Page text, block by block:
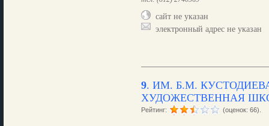
сайт не указан
электронный адрес не указан
9. ИМ. Б.М.
ХУДОЖЕСТВЕННАЯ
Рейтинг: (оценок: 66).